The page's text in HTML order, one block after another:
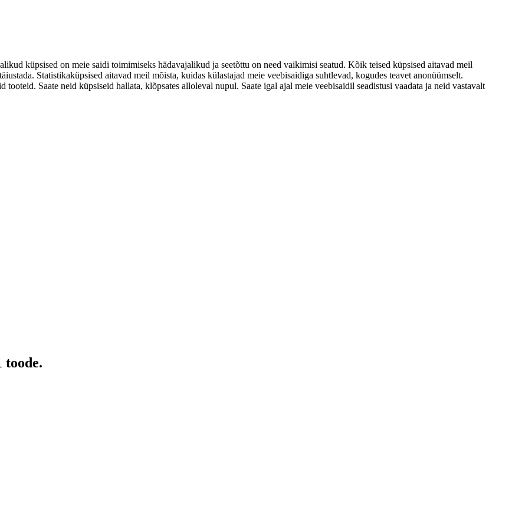
küpsised on meie saidi toimimiseks hädavajalikud ja seetõttu on need vaikimisi seatud. Kõik teised küpsised aitavad meil
Statistikaküpsised aitavad meil mõista, kuidas külastajad meie veebisaidiga suhtlevad, kogudes teavet anonüümselt.
Saate neid küpsiseid hallata, klõpsates alloleval nupul. Saate igal ajal meie veebisaidil seadistusi vaadata ja neid vastavalt
toode.